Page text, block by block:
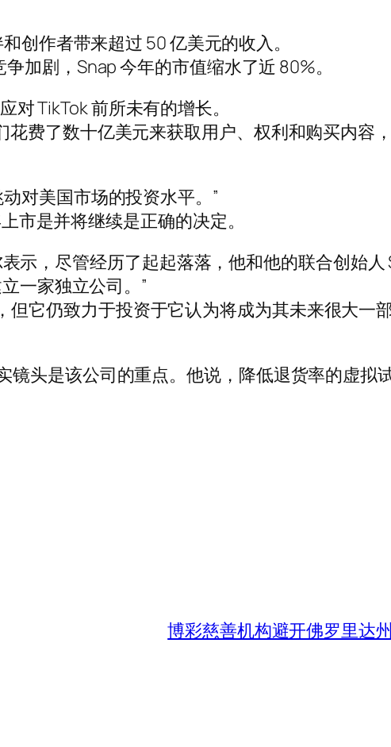
创作者带来超过 50 亿美元的收入。
加剧，Snap 今年的市值缩水了近 80%。
TikTok 前所未有的增长。
费了数十亿美元来获取用户、权利和购买内容
对美国市场的投资水平。”
市是并将继续是正确的决定。
示，尽管经历了起起落落，他和他的联合创始人
一家独立公司。”
它仍致力于投资于它认为将成为其未来很大一
头是该公司的重点。他说，降低退货率的虚拟
博彩慈善机构避开佛罗里达